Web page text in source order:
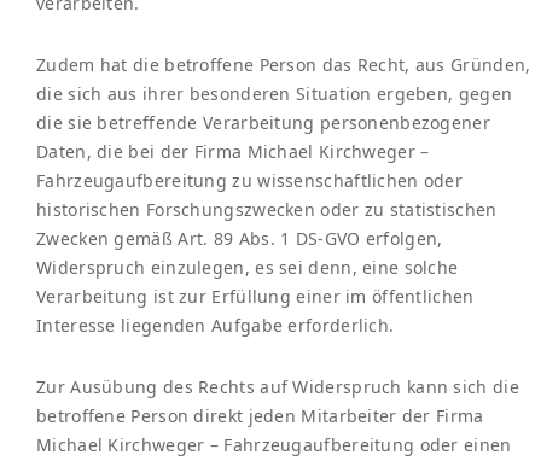
Zudem hat die betroffene Person das Recht, aus Gründen,
die sich aus ihrer besonderen Situation ergeben, gegen
die sie betreffende Verarbeitung personenbezogener
Daten, die bei der Firma Michael Kirchweger –
Fahrzeugaufbereitung zu wissenschaftlichen oder
historischen Forschungszwecken oder zu statistischen
Zwecken gemäß Art. 89 Abs. 1 DS-GVO erfolgen,
Widerspruch einzulegen, es sei denn, eine solche
Verarbeitung ist zur Erfüllung einer im öffentlichen
Interesse liegenden Aufgabe erforderlich.
Zur Ausübung des Rechts auf Widerspruch kann sich die
betroffene Person direkt jeden Mitarbeiter der Firma
Michael Kirchweger – Fahrzeugaufbereitung oder einen